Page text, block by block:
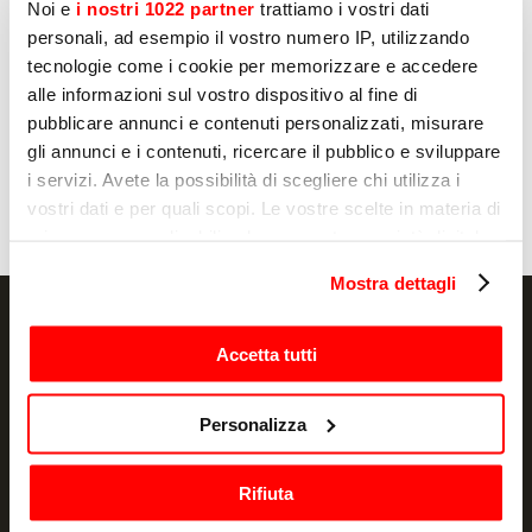
Noi e i nostri 1022 partner trattiamo i vostri dati
personali, ad esempio il vostro numero IP, utilizzando
tecnologie come i cookie per memorizzare e accedere
alle informazioni sul vostro dispositivo al fine di
pubblicare annunci e contenuti personalizzati, misurare
gli annunci e i contenuti, ricercare il pubblico e sviluppare
i servizi. Avete la possibilità di scegliere chi utilizza i
vostri dati e per quali scopi. Le vostre scelte in materia di
modificare o revocare il proprio consenso in qualsiasi
momento dalla Dichiarazione sui cookie o facendo clic
sull'icona di attivazione della privacy.
raccogliere informazioni sulla tua posizione
geografica, con un'approssimazione di qualche
Identificare il tuo dispositivo, scansionandolo
Mostra dettagli
Accetta tutti
Personalizza
Rifiuta
Non
Envoyer
NEWSLETTER
Actualité et promotions, directement dans